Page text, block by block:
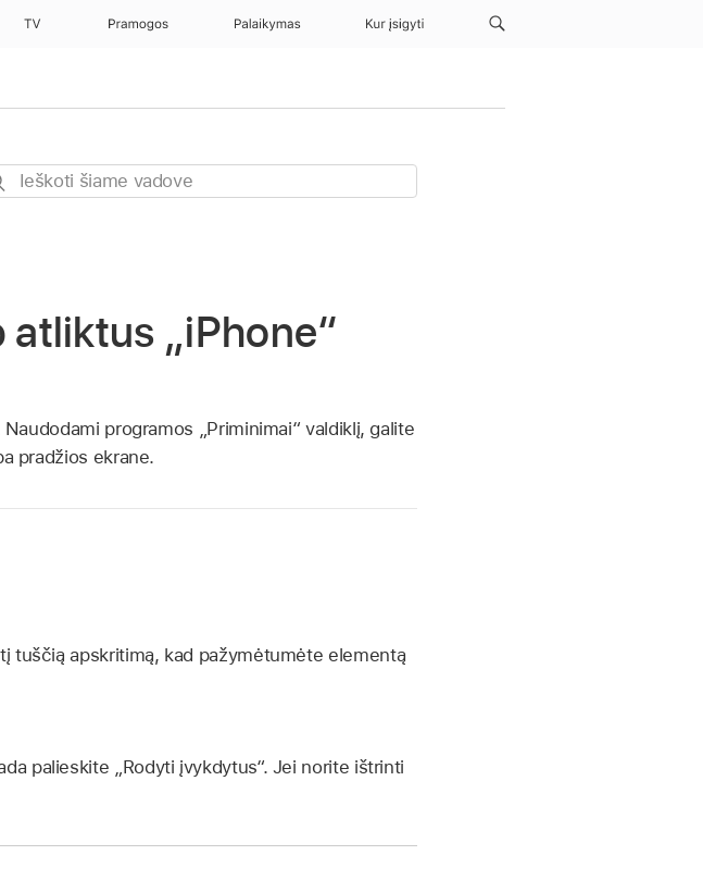
TV Pramogos Palaikymas Kur įsigyti
„iPhone“
programos „Priminimai“ valdiklį, galite
pradžios ekrane.
tuščią apskritimą, kad pažymėtumėte elementą
palieskite „Rodyti įvykdytus“. Jei norite ištrinti